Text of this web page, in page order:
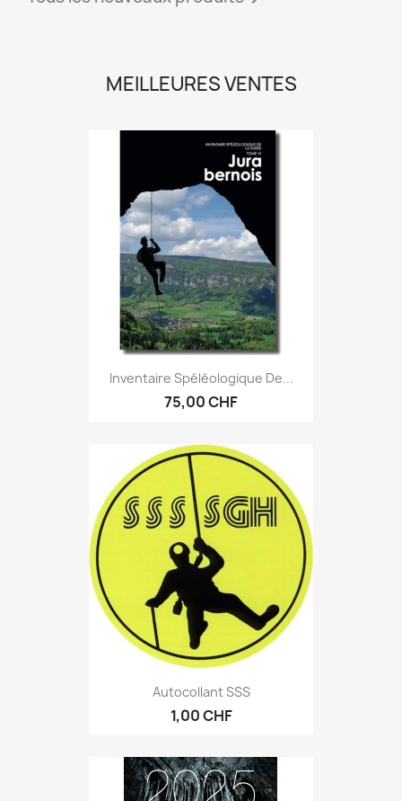
MEILLEURES VENTES
Inventaire Spéléologique De...
75,00 CHF
Autocollant SSS
1,00 CHF